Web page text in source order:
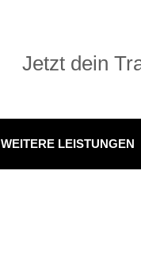
Jetzt dein
WEITERE LEISTUNGEN